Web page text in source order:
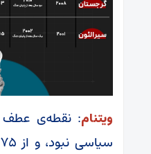
ویتنام: نقطه‌ی عطف